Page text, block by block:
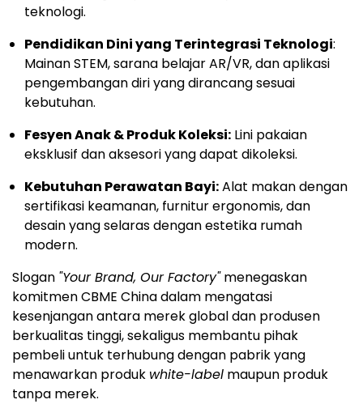
teknologi.
Pendidikan Dini yang Terintegrasi Teknologi:
Mainan STEM, sarana belajar AR/VR, dan aplikasi
pengembangan diri yang dirancang sesuai
kebutuhan.
Fesyen Anak & Produk Koleksi: Lini pakaian
eksklusif dan aksesori yang dapat dikoleksi.
Kebutuhan Perawatan Bayi:Alat makan dengan
sertifikasi keamanan, furnitur ergonomis, dan
desain yang selaras dengan estetika rumah
modern.
Slogan "Your Brand, Our Factory"menegaskan
komitmen CBME China dalam mengatasi
kesenjangan antara merek global dan produsen
berkualitas tinggi, sekaligus membantu pihak
pembeli untuk terhubung dengan pabrik yang
menawarkan produk white-label maupun produk
tanpa merek.